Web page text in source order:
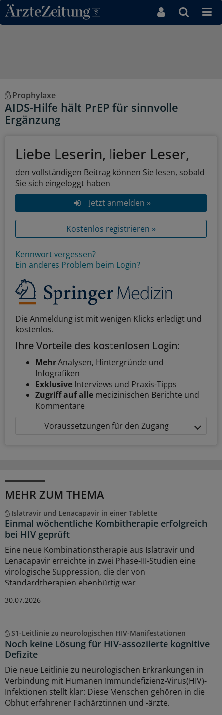
Direkt zum Inhaltsbereich
Prophylaxe
AIDS-Hilfe hält PrEP für sinnvolle
Ergänzung
Liebe Leserin, lieber Leser,
den vollständigen Beitrag können Sie lesen, sobald
Sie sich eingeloggt haben.
Jetzt anmelden »
Kostenlos registrieren »
Kennwort vergessen?
Ein anderes Problem beim Login?
Die Anmeldung ist mit wenigen Klicks erledigt und
kostenlos.
Ihre Vorteile des kostenlosen Login:
MehrAnalysen, Hintergründe und
Infografiken
Exklusive Interviews und Praxis-Tipps
Zugriff auf alle medizinischen Berichte und
Kommentare
Voraussetzungen für den Zugang
MEHR ZUM THEMA
Islatravir und Lenacapavir in einer Tablette
Einmal wöchentliche Kombitherapie erfolgreich
bei HIV geprüft
Eine neue Kombinationstherapie aus Islatravir und
Lenacapavir erreichte in zwei Phase-III-Studien eine
virologische Suppression, die der von
Standardtherapien ebenbürtig war.
30.07.2026
S1-Leitlinie zu neurologischen HIV-Manifestationen
Noch keine Lösung für HIV-assoziierte kognitive
Defizite
Die neue Leitlinie zu neurologischen Erkrankungen in
Verbindung mit Humanen Immundefizienz-Virus(HIV)-
Infektionen stellt klar: Diese Menschen gehören in die
Obhut erfahrener Fachärztinnen und -ärzte.